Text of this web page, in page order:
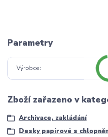
Parametry
Výrobce
Zboží zařazeno v
Archivace, zakládání
Desky papírové s